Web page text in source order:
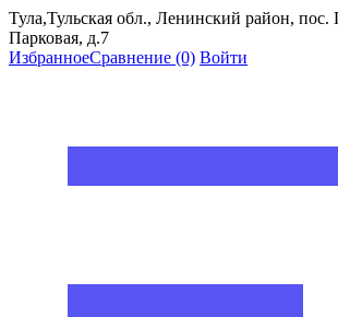
Тула,Тульская обл., Ленинский район, пос.
Парковая, д.7
ИзбранноеСравнение (0) Войти